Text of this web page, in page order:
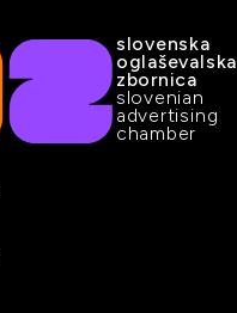
slovenska
oglaševalska
zbornica
slovenian
advertising
chamber